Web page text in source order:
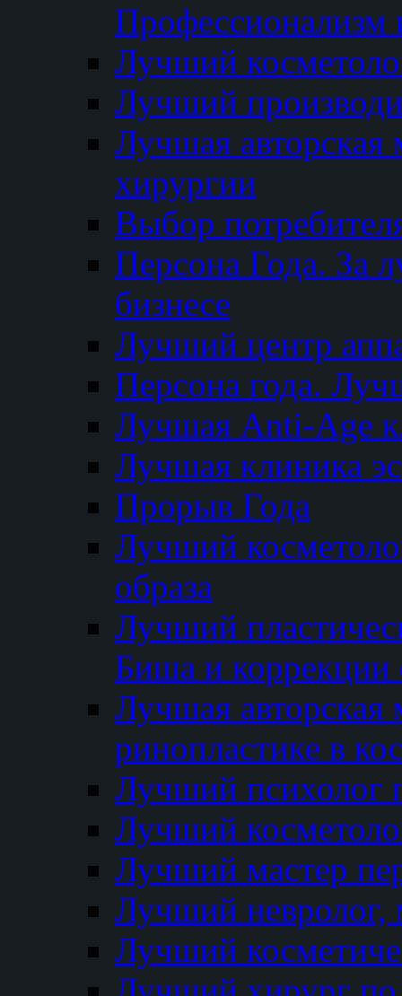
Профессионализм
Лучший
Лучший
Лучшая авторская
хирургии
Выбор
Персона Года. За
бизнесе
Лучший центр
Персона года.
Лучшая Anti-Age
Лучшая клиника
Прорыв Года
Лучший
образа
Лучший
Биша и коррекции
Лучшая авторская
ринопластике в
Лучший психолог
Лучший
Лучший мастер
Лучший невролог,
Лучший